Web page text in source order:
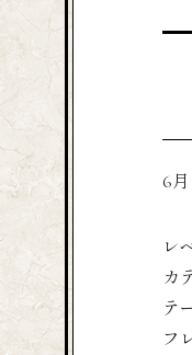
6月
レ
カ
テ
フ